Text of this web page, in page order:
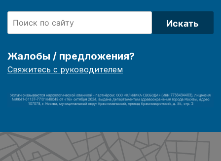
Искать
Жалобы / предложения?
Свяжитесь с руководителем